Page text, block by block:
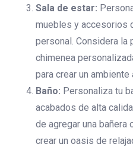
Sala de estar:
muebles y accesorios
personal. Considera la
chimenea
para crear un
Baño: Personaliza tu
acabados de alta
de agregar una bañera
crear un oasis de